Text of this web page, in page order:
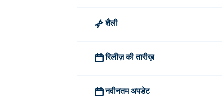
शैली
रिलीज़ की तारीख़
नवीनतम अपडेट